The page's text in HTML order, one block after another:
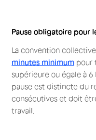
Pause obligatoire pour
La convention
minutes minimum pour
supérieure ou égale à
pause est distincte du
consécutives et doit
travail.